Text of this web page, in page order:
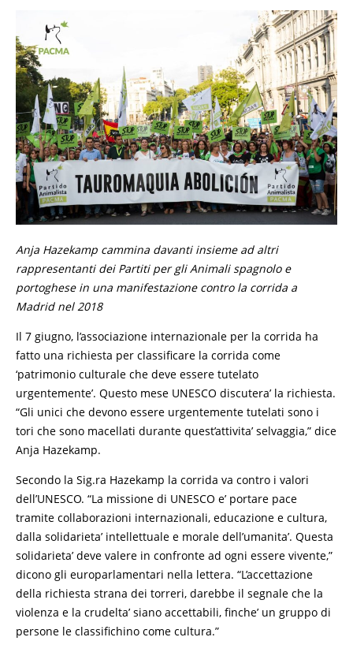
Anja Hazekamp cammina davanti insieme ad altri
rappresentanti dei Partiti per gli Animali spagnolo e
portoghese in una manifestazione contro la corrida a
Madrid nel 2018
Il 7 giugno, l’associazione internazionale per la corrida ha
fatto una richiesta per classificare la corrida come
‘patrimonio culturale che deve essere tutelato
urgentemente’. Questo mese UNESCO discutera’ la richiesta.
“Gli unici che devono essere urgentemente tutelati sono i
tori che sono macellati durante quest’attivita’ selvaggia,” dice
Anja Hazekamp.
Secondo la Sig.ra Hazekamp la corrida va contro i valori
dell’UNESCO. “La missione di UNESCO e’ portare pace
tramite collaborazioni internazionali, educazione e cultura,
dalla solidarieta’ intellettuale e morale dell’umanita’. Questa
solidarieta’ deve valere in confronte ad ogni essere vivente,”
dicono gli europarlamentari nella lettera. “L’accettazione
della richiesta strana dei torreri, darebbe il segnale che la
violenza e la crudelta’ siano accettabili, finche’ un gruppo di
persone le classifichino come cultura.”